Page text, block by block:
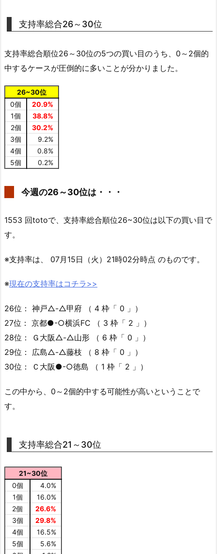
支持率総合26～30位
支持率総合順位26～30位の5つの買い目のうち、0～2個的
中するケースが圧倒的に多いことが分かりました。
26~30位
0個
20.9%
1個
38.8%
2個
30.2%
3個
9.2%
4個
0.8%
5個
0.2%
今週の26～30位は・・・
1553 回totoで、支持率総合順位26~30位は以下の買い目で
す。
※支持率は、 07月15日（火）21時02分時点 のものです。
※現在の支持率はコチラ>>
26位： 神戸△-△甲府 （ 4 枠「 0 」）
27位： 京都●-○横浜FC （ 3 枠「 2 」）
28位： Ｇ大阪△-△山形 （ 6 枠「 0 」）
29位： 広島△-△藤枝 （ 8 枠「 0 」）
30位： Ｃ大阪●-○徳島 （ 1 枠「 2 」）
この中から、0～2個的中する可能性が高いということで
す。
支持率総合21～30位
21~30位
0個
4.0%
1個
16.0%
2個
26.6%
3個
29.8%
4個
16.5%
5個
5.6%